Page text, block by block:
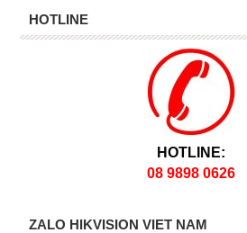
HOTLINE
HOTLINE:
08 9898 0626
ZALO HIKVISION VIET NAM